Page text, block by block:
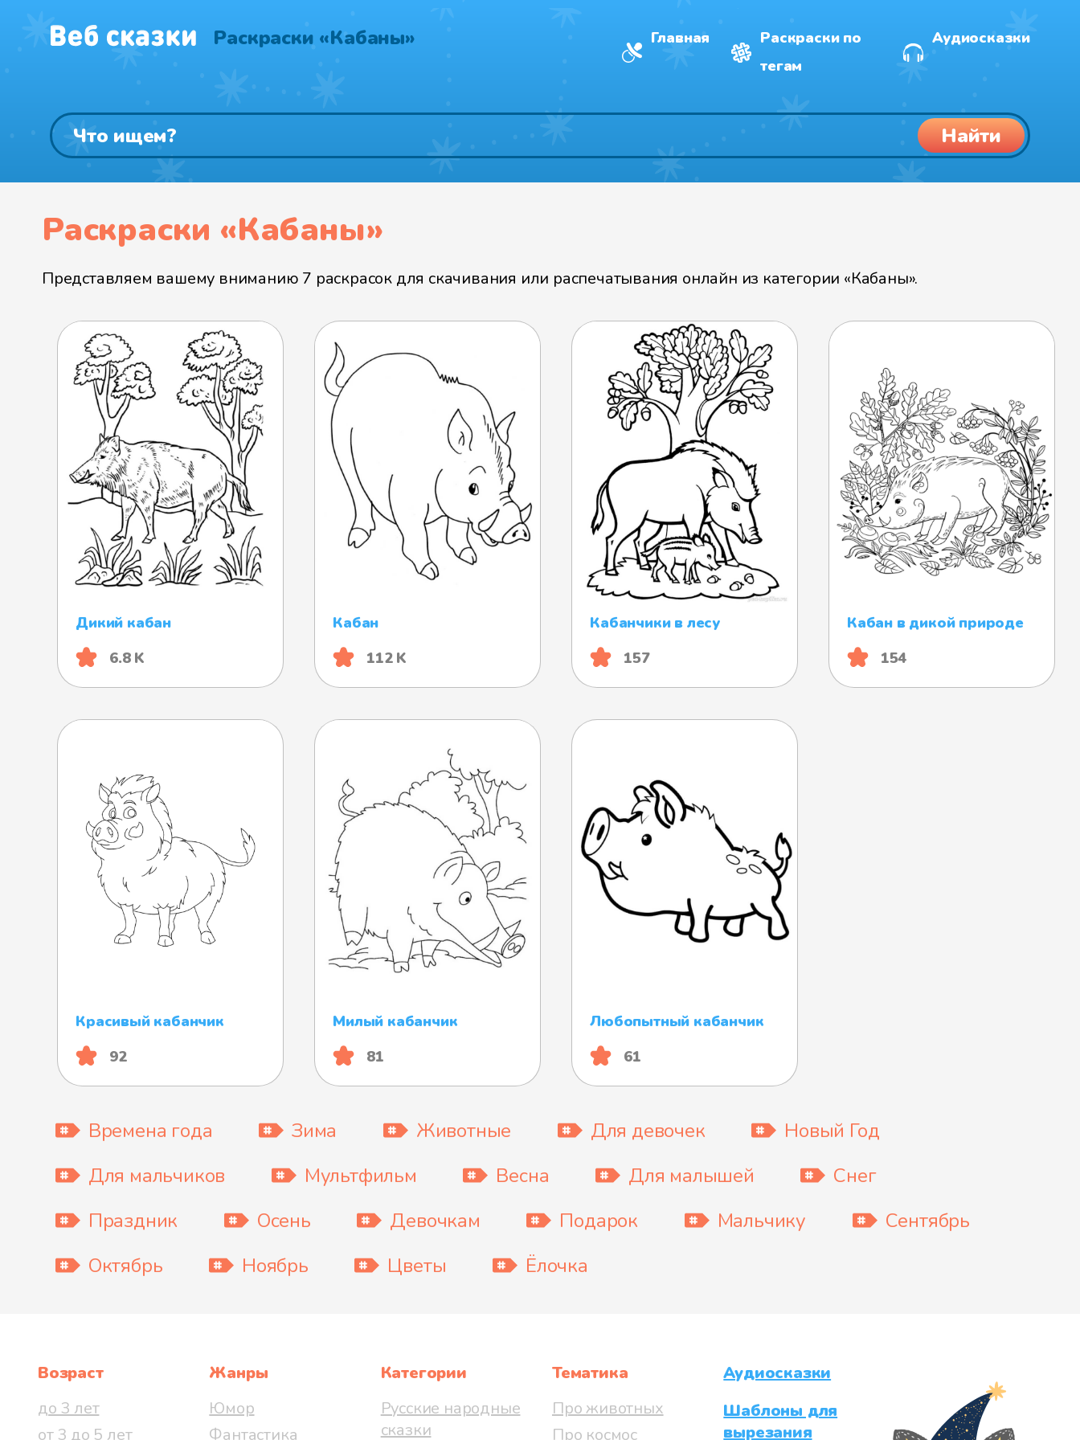
Раскраски «Кабаны» Главная
Раскраски по
тегам
Аудиосказки
Найти
Раскраски «Кабаны»
Представляем вашему вниманию 7 раскрасок для скачивания или распечатывания онлайн из категории «Кабаны».
Дикий кабан
6.8 K
Кабан
112 K
Кабанчики в лесу
157
Кабан в дикой природе
154
Красивый кабанчик
92
Милый кабанчик
81
Любопытный кабанчик
61
Времена года Зима Животные Для девочек
Новый Год
Для мальчиков
Мультфильм Весна Для малышей
Снег
Праздник
Осень Девочкам Подарок Мальчику
Сентябрь
Октябрь
Ноябрь Цветы Ёлочка
Возраст
до 3 лет
от 3 до 5 лет
Жанры
Юмор
Фантастика
Категории
Русские народные
сказки
Тематика
Про животных
Про космос
Аудиосказки
Шаблоны для
вырезания